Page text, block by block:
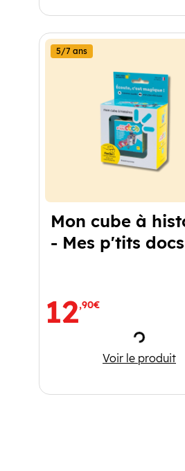
Mon cube à
- Mes p'tits docs
5/7 ans
12,90€
Voir le produit
Mon